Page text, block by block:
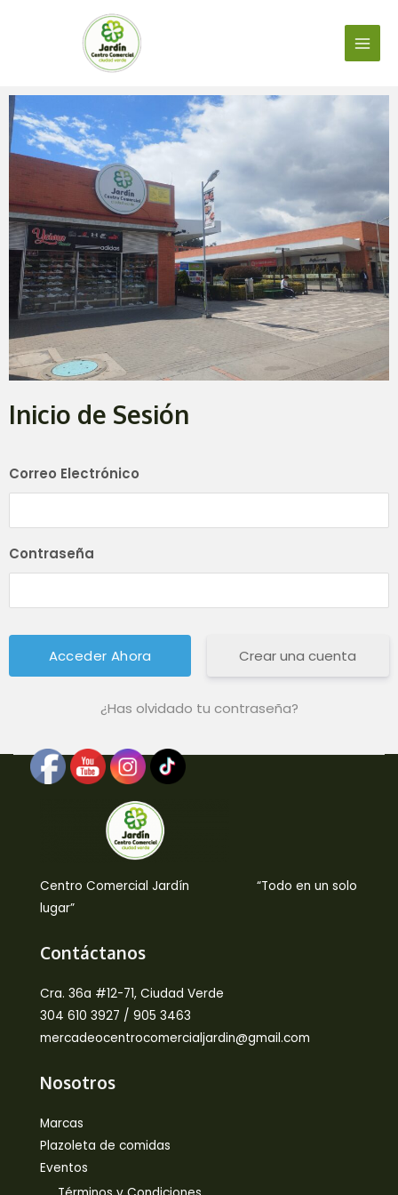
Inicio de Sesión
Correo Electrónico
Contraseña
Crear una cuenta
¿Has olvidado tu contraseña?
Centro Comercial Jardín “Todo en un solo
lugar”
Contáctanos
Cra. 36a #12-71, Ciudad Verde
304 610 3927 / 905 3463
mercadeocentrocomercialjardin@gmail.com
Nosotros
Marcas
Plazoleta de comidas
Eventos